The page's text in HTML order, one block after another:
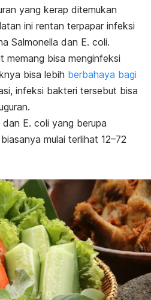
yang kerap ditemukan
ini rentan terpapar infeksi
Salmonella dan E. coli.
memang bisa menginfeksi
bisa lebih berbahaya bagi
infeksi bakteri tersebut bisa
dan E. coli yang berupa
mulai terlihat 12–72